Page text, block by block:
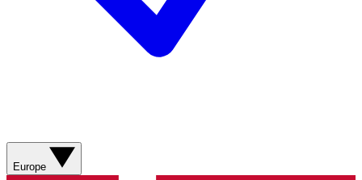
Europe